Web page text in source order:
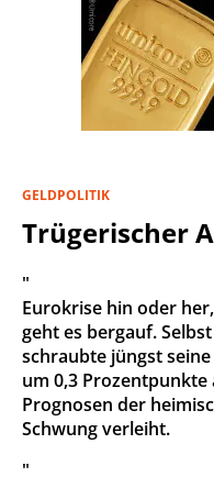
GELDPOLITIK
Trügerischer
"
Eurokrise hin oder
geht es bergauf.
schraubte jüngst
um 0,3 Prozentpunkte
Prognosen der
Schwung verleiht.
"